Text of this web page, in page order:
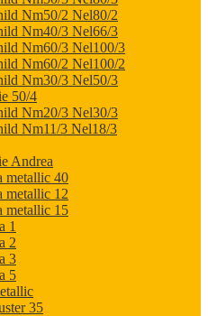
Nm50/2 Nel80/2
Nm40/3 Nel66/3
Nm60/3 Nel100/3
Nm60/2 Nel100/2
Nm30/3 Nel50/3
50/4
Nm20/3 Nel30/3
Nm11/3 Nel18/3
Andrea
metallic 40
metallic 12
metallic 15
1
2
3
5
35